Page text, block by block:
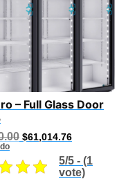
– Full Glass Door
Original
$70,000.00.
$61,014.76Current
is:
$61,014.76.
5/5 - (1
vote)